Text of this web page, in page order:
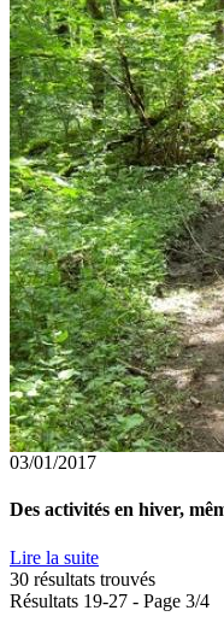
03/01/2017
Des activités en hiver,
Lire la suite
30 résultats trouvés
Résultats 19-27 - Page 3/4